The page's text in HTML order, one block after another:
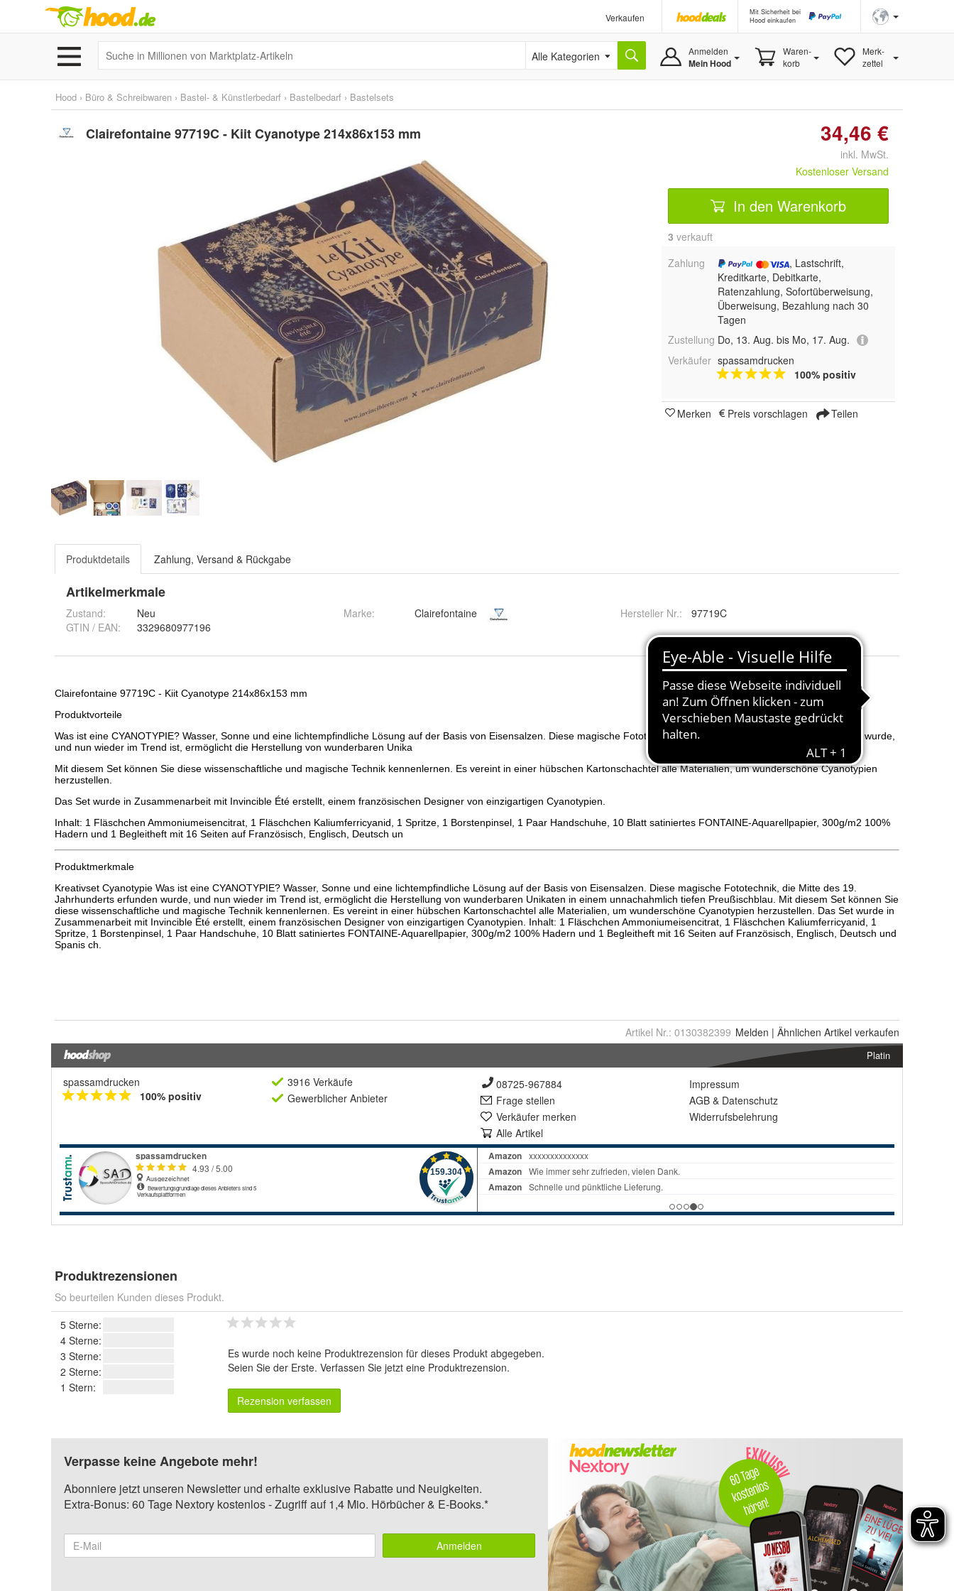
Verkaufen
Mit Sicherheit bei
Hood einkaufen
Alle Kategorien Anmelden
Mein Hood
Waren-
korb
Merk-
zettel
Hood › Büro & Schreibwaren › Bastel- & Künstlerbedarf › Bastelbedarf › Bastelsets
Clairefontaine 97719C - Kiit Cyanotype 214x86x153 mm 34,46 €
inkl. MwSt.
Kostenloser Versand
In den Warenkorb
3 verkauft
Zahlung
, Lastschrift,
Kreditkarte, Debitkarte,
Ratenzahlung, Sofortüberweisung,
Überweisung, Bezahlung nach 30
Tagen
Zustellung Do, 13. Aug. bis Mo, 17. Aug.
Verkäufer spassamdrucken
100% positiv
Merken Preis vorschlagen Teilen
Produktdetails Zahlung, Versand & Rückgabe
Artikelmerkmale
Zustand:
Neu
GTIN / EAN:
3329680977196
Marke: Clairefontaine Hersteller Nr.: 97719C
Artikel Nr.: 0130382399 Melden | Ähnlichen Artikel verkaufen
Platin
spassamdrucken
100% positiv
3916 Verkäufe
Gewerblicher Anbieter
08725-967884
Frage stellen
Verkäufer merken
Alle Artikel
Impressum
AGB & Datenschutz
Widerrufsbelehrung
Produktrezensionen
So beurteilen Kunden dieses Produkt.
5 Sterne:
4 Sterne:
3 Sterne:
2 Sterne:
1 Stern:
Es wurde noch keine Produktrezension für dieses Produkt abgegeben.
Seien Sie der Erste. Verfassen Sie jetzt eine Produktrezension.
Rezension verfassen
Verpasse keine Angebote mehr!
Abonniere jetzt unseren Newsletter und erhalte exklusive Rabatte und Neuigkeiten.
Extra-Bonus: 60 Tage Nextory kostenlos - Zugriff auf 1,4 Mio. Hörbücher & E-Books.*
Anmelden